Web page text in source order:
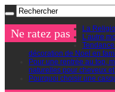
Ne ratez pas
La
L’autre
décoration de Noel en
Pour une rentrée au top,
naturelles pour cheveux
Pourquoi choisir une